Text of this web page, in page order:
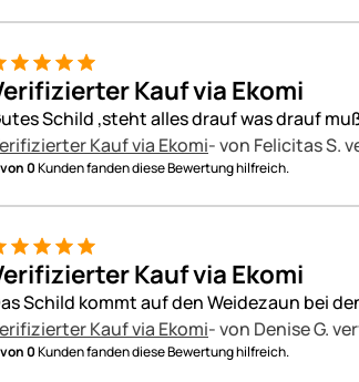
von 5 Kauf via Ekomi
Schild ,steht alles drauf was drauf
Kauf via Ekomi- von Felicitas S.
0Kunden fanden diese Bewertung hilfreich.
von 5 Kauf via Ekomi
Schild kommt auf den Weidezaun bei
Kauf via Ekomi- von Denise G.
0Kunden fanden diese Bewertung hilfreich.